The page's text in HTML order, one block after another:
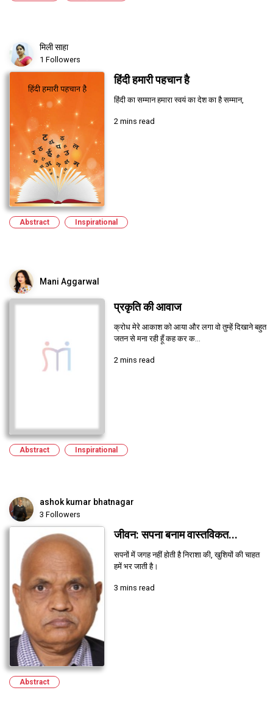
मिली साहा
1 Followers
हिंदी हमारी पहचान है
हिंदी का सम्मान हमारा स्वयं का देश का है सम्मान,
2 mins read
Abstract Inspirational
Mani Aggarwal
प्रकृति की आवाज
क्रोध मेरे आकाश को आया और लगा वो तुम्हें दिखाने बहुत
जतन से मना रही हूँ कह कर क...
2 mins read
Abstract Inspirational
ashok kumar bhatnagar
3 Followers
जीवन: सपना बनाम वास्तविकत...
सपनों में जगह नहीं होती है निराशा की, खुशियों की चाहत
हमें भर जाती है।
3 mins read
Abstract